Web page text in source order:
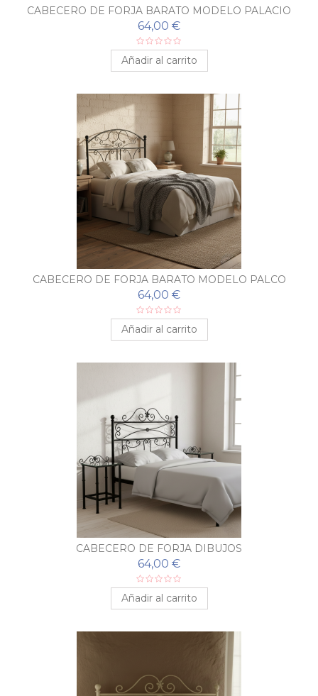
CABECERO DE FORJA BARATO MODELO PALACIO
64,00 €
Añadir al carrito
CABECERO DE FORJA BARATO MODELO PALCO
64,00 €
Añadir al carrito
CABECERO DE FORJA DIBUJOS
64,00 €
Añadir al carrito